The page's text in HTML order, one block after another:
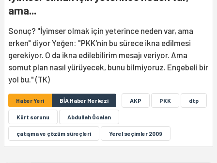
ama...
Sonuç? "İyimser olmak için yeterince neden var, ama
erken" diyor Yeğen: "PKK'nin bu sürece ikna edilmesi
gerekiyor. O da ikna edilebilirim mesajı veriyor. Ama
somut plan nasıl yürüyecek, bunu bilmiyoruz. Engebeli bir
yol bu." (TK)
Haber Yeri BİA Haber Merkezi AKP PKK dtp
Kürt sorunu Abdullah Öcalan
çatışma ve çözüm süreçleri Yerel seçimler 2009